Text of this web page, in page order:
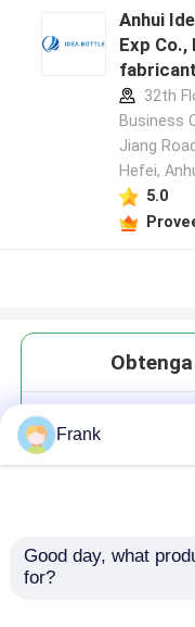
Anhui
Exp
32th
Business
Jiang
Hefei,
5.0
Frank
Good day, what
for?